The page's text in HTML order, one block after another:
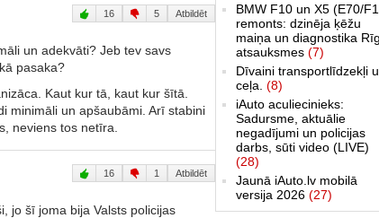
16 5 Atbildēt
un adekvāti? Jeb tev savs
pasaka?
Kaut kur tā, kaut kur šītā.
minimāli un apšaubāmi. Arī stabini
neviens tos netīra.
16 1 Atbildēt
jo šī joma bija Valsts policijas
BMW F10 un X5 (E70/
remonts: dzinēja ķēžu
maiņa un diagnostika
atsauksmes (7)
Dīvaini transportlīdzekļi
ceļa. (8)
iAuto aculiecinieks:
Sadursme, aktuālie
negadījumi un policijas
darbs, sūti video (LIVE)
(28)
Jaunā iAuto.lv mobilā
versija 2026 (27)